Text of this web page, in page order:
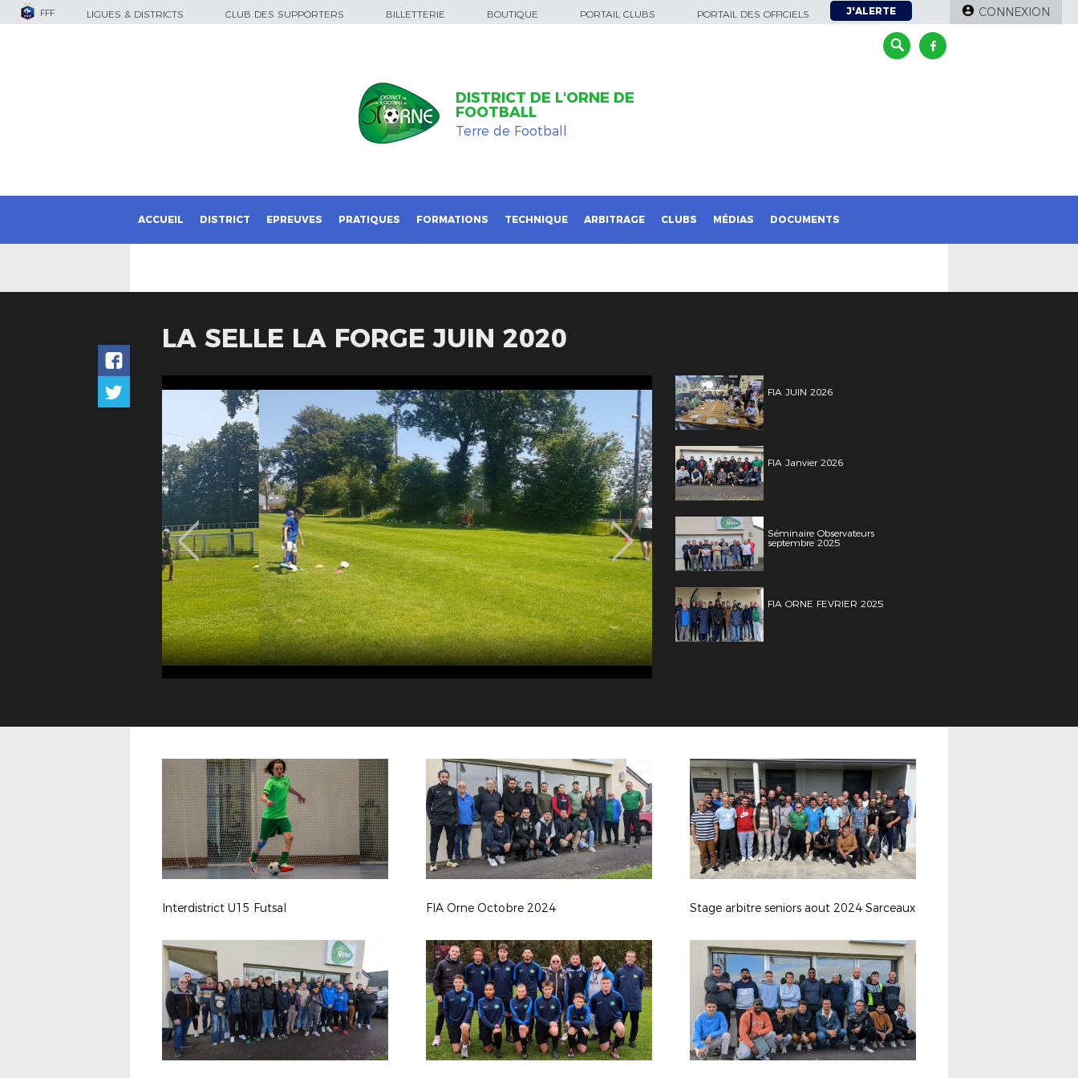
FFF LIGUES & DISTRICTS CLUB DES SUPPORTERS BILLETTERIE BOUTIQUE PORTAIL CLUBS PORTAIL DES OFFICIELS J'ALERTE CONNEXION
DISTRICT DE L'ORNE DE
FOOTBALL
Terre de Football
ACCUEIL DISTRICT EPREUVES PRATIQUES FORMATIONS TECHNIQUE ARBITRAGE CLUBS MÉDIAS DOCUMENTS
LA SELLE LA FORGE JUIN 2020
FIA JUIN 2026
FIA Janvier 2026
Séminaire Observateurs
septembre 2025
FIA ORNE FEVRIER 2025
Interdistrict U15 Futsal FIA Orne Octobre 2024 Stage arbitre seniors aout 2024 Sarceaux